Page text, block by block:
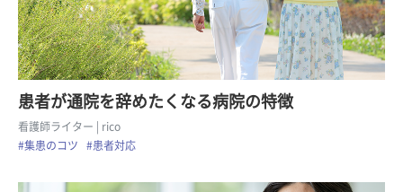
患者が通院を辞めたくなる病院の特徴
看護師ライター
| rico
#集患のコツ
#患者対応